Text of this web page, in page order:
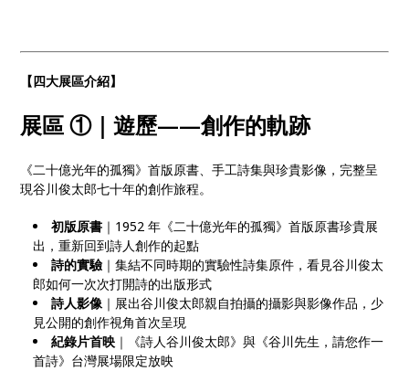
【四大展區介紹】
展區 ①｜遊歷——創作的軌跡
《二十億光年的孤獨》首版原書、手工詩集與珍貴影像，完整呈
現谷川俊太郎七十年的創作旅程。
初版原書 ｜1952 年《二十億光年的孤獨》首版原書珍貴展
出，重新回到詩人創作的起點
詩的實驗 ｜集結不同時期的實驗性詩集原件，看見谷川俊太
郎如何一次次打開詩的出版形式
詩人影像｜展出谷川俊太郎親自拍攝的攝影與影像作品，少
見公開的創作視角首次呈現
紀錄片首映 ｜《詩人谷川俊太郎》與《谷川先生，請您作一
首詩》台灣展場限定放映